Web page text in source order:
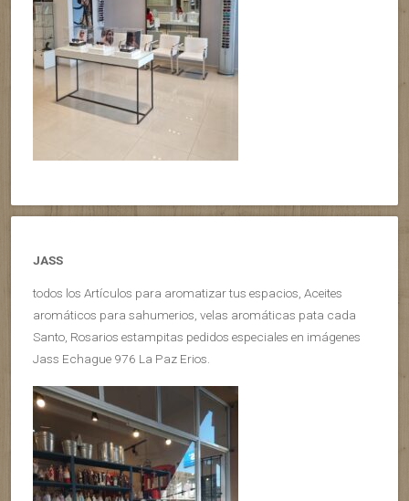
JASS
todos los Artículos para aromatizar tus espacios, Aceites
aromáticos para sahumerios, velas aromáticas pata cada
Santo, Rosarios estampitas pedidos especiales en imágenes
Jass Echague 976 La Paz Erios.